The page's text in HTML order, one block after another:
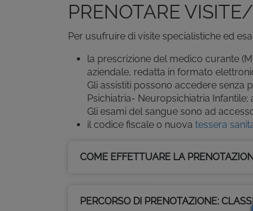
PRENOTARE
Per usufruire di visite specialistiche ed
la prescrizione del medico curante
aziendale, redatta in formato
Gli assistiti possono accedere senza
Psichiatria- Neuropsichiatria
Gli esami del sangue sono ad
il codice fiscale o nuova tessera
COME EFFETTUARE LA
PERCORSO DI PRENOTAZIONE: